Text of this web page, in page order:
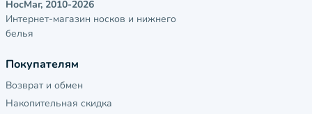
НосМаг, 2010-2026
Интернет-магазин носков и нижнего
белья
Покупателям
Возврат и обмен
Накопительная скидка